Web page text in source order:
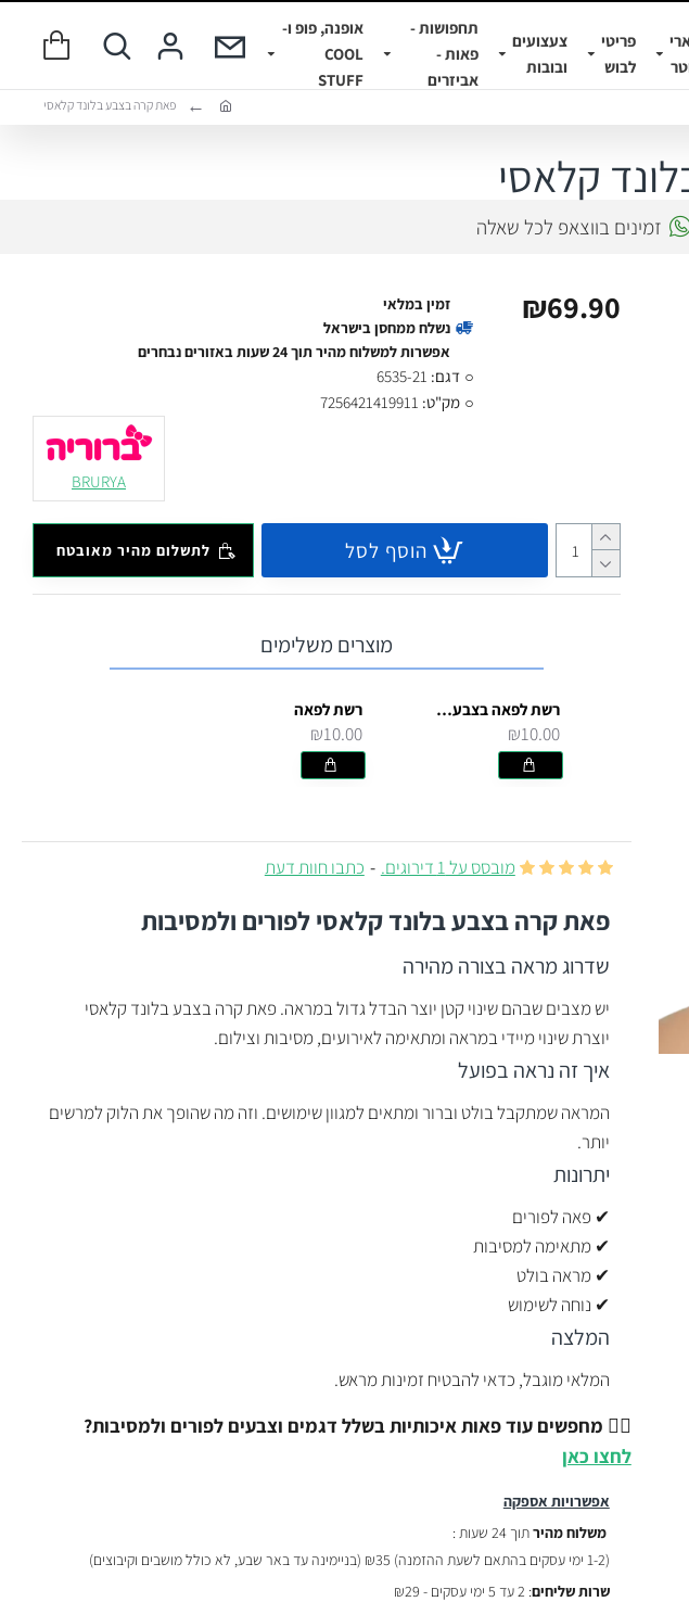
פריטי
לבוש
צעצועים
ובובות
תחפושות -
פאות -
אביזרים
אופנה, פופ ו-
COOL
STUFF
פאת קרה בצבע בלונד קלאסי
קלאסי
זמינים בווצאפ לכל שאלה
מובסס על 1 דירוגים. - כתבו חוות דעת
₪69.90
זמין במלאי
נשלח ממחסן בישראל
אפשרות למשלוח מהיר תוך 24 שעות באזורים נבחרים
דגם: 6535-21
מק"ט: 7256421419911
BRURYA
הוסף לסל לתשלום מהיר מאובטח
מוצרים משלימים
רשת לפאה בצבע שחור
₪10.00
רשת לפאה
₪10.00
אפשרויות אספקה
משלוח מהירתוך 24 שעות :
(1-2 ימי עסקים בהתאם לשעת ההזמנה)
₪35 (בניימינה עד באר שבע, לא כולל מושבים וקיבוצים)
שרות שליחים: 2 עד 5 ימי עסקים - ₪29
💇‍♂️ מחפשים עוד פאות איכותיות בשלל דגמים וצבעים לפורים ולמסיבות?
לחצו כאן
פאת קרה בצבע בלונד קלאסי לפורים ולמסיבות
שדרוג מראה בצורה מהירה
יש מצבים שבהם שינוי קטן יוצר הבדל גדול במראה. פאת קרה בצבע בלונד קלאסי
יוצרת שינוי מיידי במראה ומתאימה לאירועים, מסיבות וצילום.
איך זה נראה בפועל
המראה שמתקבל בולט וברור ומתאים למגוון שימושים. וזה מה שהופך את הלוק למרשים
יותר.
יתרונות
✔ פאה לפורים
✔ מתאימה למסיבות
✔ מראה בולט
✔ נוחה לשימוש
המלצה
המלאי מוגבל, כדאי להבטיח זמינות מראש.